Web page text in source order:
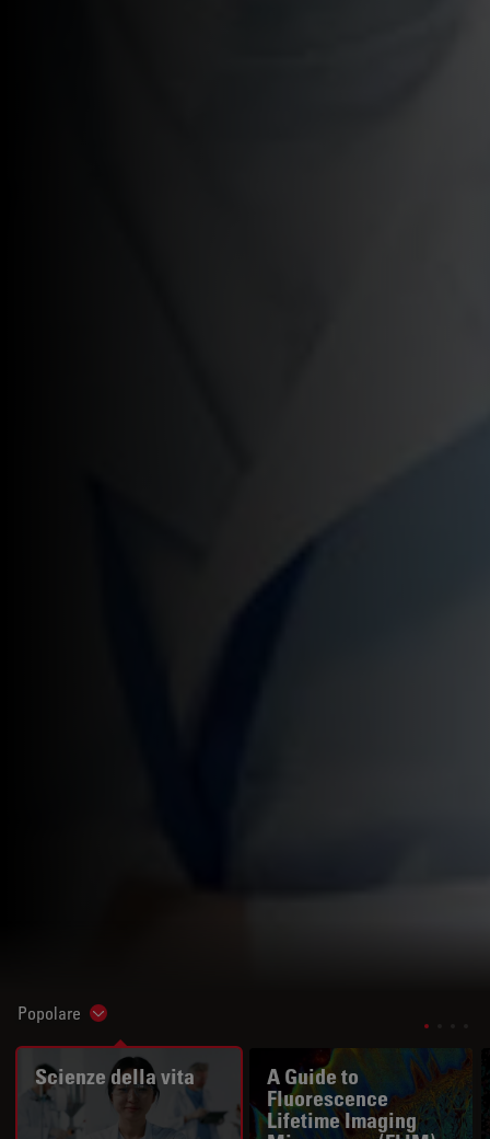
Popolare Show subnavigation
Scienze della vita
A Guide to
Fluorescence
Lifetime Imaging